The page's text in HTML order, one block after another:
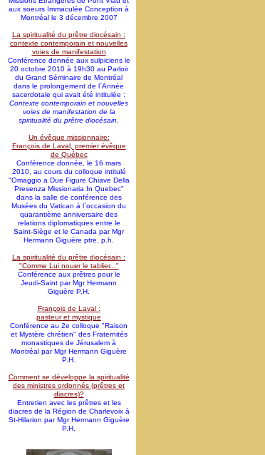
aux soeurs Immaculée Conception à
Montréal le 3 décembre 2007
La spiritualité du prêtre diocésain :
contexte contemporain et nouvelles
voies de manifestation
Conférence donnée aux sulpiciens le
20 octobre 2010 à 19h30 au Parloir
du Grand Séminaire de Montréal
dans le prolongement de l`Année
sacerdotale qui avait été intitulée :
Contexte contemporain et nouvelles
voies de manifestation de la
spiritualité du prêtre diocésain
Un évêque missionnaire:
François de Laval, premier évêque
de Québec
Conférence donnée, le 16 mars
2010, au cours du colloque intitulé
"Omaggio a Due Figure Chiave Della
Presenza Missionaria In Quebec"
dans la salle de conférence des
Musées du Vatican à l`occasion du
quarantième anniversaire des
relations diplomatiques entre le
Saint-Siège et le Canada par Mgr
Hermann Giguère ptre, p.h.
La spiritualité du prêtre diocésain :
"Comme Lui nouer le tablier..."
Conférence aux prêtres pour le
Jeudi-Saint par Mgr Hermann
Giguère P.H.
François de Laval :
pasteur et mystique
Conférence au 2e colloque "Raison
et Mystère chrétien" des Fraternités
monastiques de Jérusalem à
Montréal par Mgr Hermann Giguère
P.H.
Comment se développe la spiritualité
des ministres ordonnés (prêtres et
diacres)?
Entretien avec les prêtres et les
diacres de la Région de Charlevoix à
St-Hilarion par Mgr Hermann Giguère
P.H.